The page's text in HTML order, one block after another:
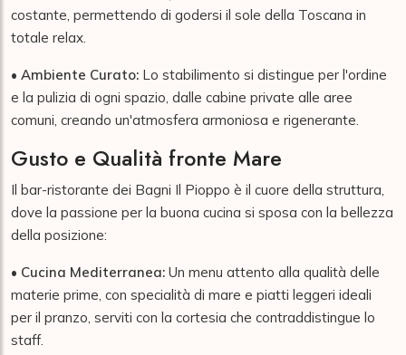
costante, permettendo di godersi il sole della Toscana in
totale relax.
• Ambiente Curato: Lo stabilimento si distingue per l'ordine
e la pulizia di ogni spazio, dalle cabine private alle aree
comuni, creando un'atmosfera armoniosa e rigenerante.
Gusto e Qualità fronte Mare
Il bar-ristorante dei Bagni Il Pioppo è il cuore della struttura,
dove la passione per la buona cucina si sposa con la bellezza
della posizione:
• Cucina Mediterranea: Un menu attento alla qualità delle
materie prime, con specialità di mare e piatti leggeri ideali
per il pranzo, serviti con la cortesia che contraddistingue lo
staff.